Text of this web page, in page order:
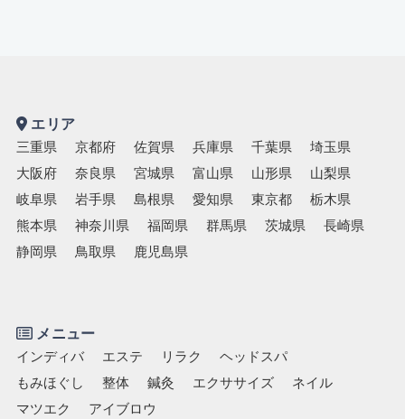
エリア
三重県 京都府 佐賀県 兵庫県 千葉県
埼玉県
大阪府
奈良県 宮城県 富山県 山形県
山梨県
岐阜県
岩手県 島根県 愛知県 東京都
栃木県
熊本県
神奈川県 福岡県 群馬県 茨城県
長崎県
静岡県
鳥取県 鹿児島県
メニュー
インディバ エステ リラク
ヘッドスパ
もみほぐし
整体 鍼灸 エクササイズ
ネイル
マツエク
アイブロウ